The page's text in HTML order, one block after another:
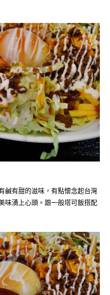
鹹有甜的滋味，有點懷念起台灣
味湧上心頭。跟一般塔可飯搭配